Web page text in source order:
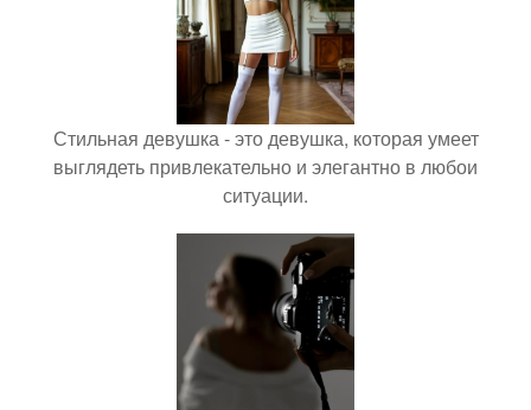
Стильная девушка - это девушка, которая умеет
выглядеть привлекательно и элегантно в любои
ситуации.